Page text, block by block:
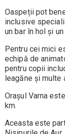
Oaspeții pot
inclusive
un bar în hol și
Pentru cei mici
echipă de
pentru copii
leagăne și
Orașul Varna
km.
Aceasta este